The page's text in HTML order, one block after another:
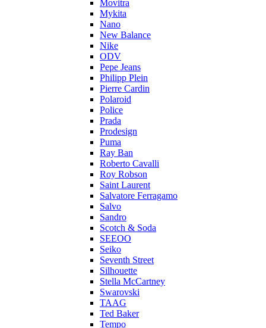
Movitra
Mykita
Nano
New Balance
Nike
ODV
Pepe Jeans
Philipp Plein
Pierre Cardin
Polaroid
Police
Prada
Prodesign
Puma
Ray Ban
Roberto Cavalli
Roy Robson
Saint Laurent
Salvatore Ferragamo
Salvo
Sandro
Scotch & Soda
SEEOO
Seiko
Seventh Street
Silhouette
Stella McCartney
Swarovski
TAAG
Ted Baker
Tempo